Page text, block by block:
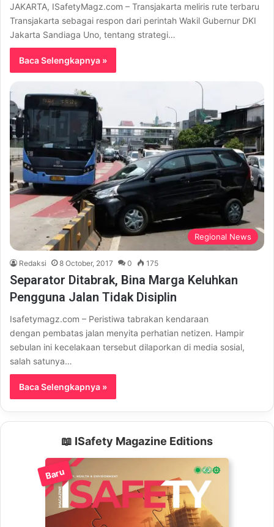
JAKARTA, ISafetyMagz.com – Transjakarta meliris rute terbaru
Transjakarta sebagai respon dari perintah Wakil Gubernur DKI
Jakarta Sandiaga Uno, tentang strategi…
Baca Selengkapnya »
Regional News
Redaksi 8 October, 2017 0 175
Separator Ditabrak, Bina Marga Keluhkan
Pengguna Jalan Tidak Disiplin
Isafetymagz.com – Peristiwa tabrakan kendaraan
dengan pembatas jalan menyita perhatian netizen. Hampir
sebulan ini kecelakaan tersebut dilaporkan di media sosial,
salah satunya…
Baca Selengkapnya »
📖 ISafety Magazine Editions
Baru